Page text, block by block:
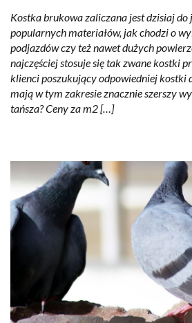
Kostka brukowa zaliczana jest dzisiaj do
popularnych materiałów, jak chodzi o
podjazdów czy też nawet dużych
najczęściej stosuje się tak zwane kostki
klienci poszukujący odpowiedniej kostki
mają w tym zakresie znacznie szerszy
tańsza? Ceny za m2 […]